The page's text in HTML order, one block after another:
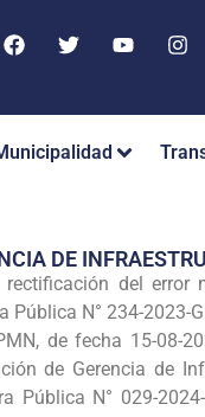
DE
rectificación del error
Pública N° 234-
de fecha 15-08-
de Gerencia de
Pública N° 029-